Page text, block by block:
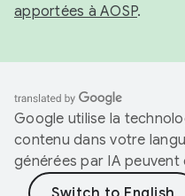
apportées à AOSP.
Google utilise la
contenu dans votre
générées par IA